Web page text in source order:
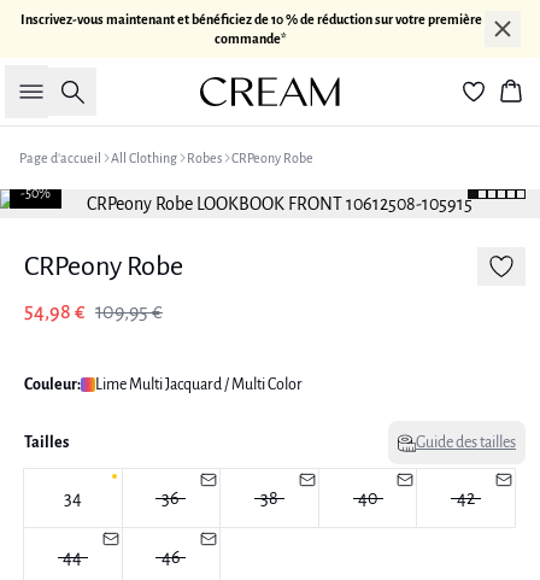
Inscrivez-vous maintenant et bénéficiez de 10 % de réduction sur votre première
commande*
Rechercher
Page d’accueil All Clothing Robes CRPeony Robe
-50%
CRPeony Robe
54,98 € 109,95 €
Couleur: Lime Multi Jacquard / Multi Color
Tailles Guide des tailles
34 36 38 40 42
44 46